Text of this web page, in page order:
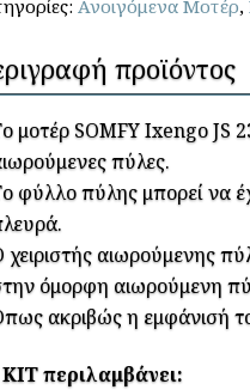
Ανοιγόμενα Μοτέρ,
προϊόντος
μοτέρ SOMFY Ixengo JS
πύλες.
φύλλο πύλης μπορεί να
χειριστής αιωρούμενης
όμορφη αιωρούμενη
ακριβώς η εμφάνισή
περιλαμβάνει: